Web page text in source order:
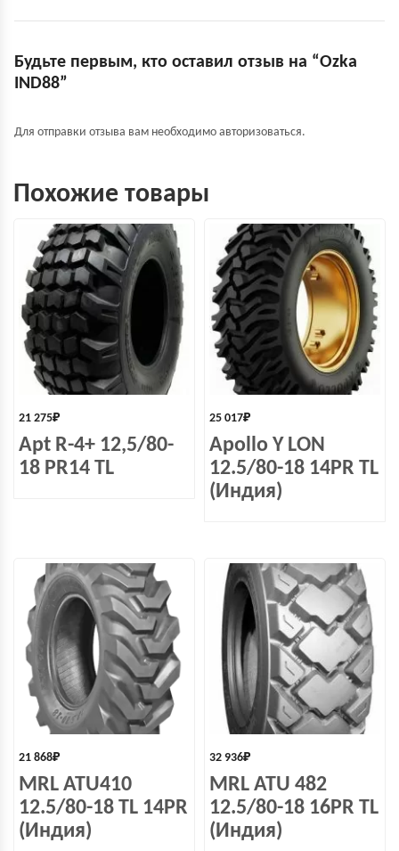
Будьте первым, кто оставил отзыв на “Ozka
IND88”
Для отправки отзыва вам необходимо авторизоваться.
Похожие товары
21 275₽
Apt R-4+ 12,5/80-
18 PR14 TL
25 017₽
Apollo Y LON
12.5/80-18 14PR TL
(Индия)
21 868₽
MRL ATU410
12.5/80-18 TL 14PR
(Индия)
32 936₽
MRL ATU 482
12.5/80-18 16PR TL
(Индия)